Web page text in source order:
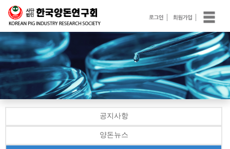
공지사항
양돈뉴스